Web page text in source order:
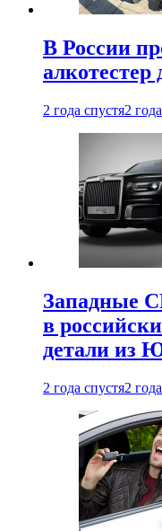
В России
алкотестер
2 года спустя2
Западные
в
детали из
2 года спустя2